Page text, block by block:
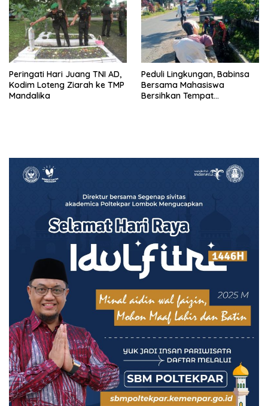
Peringati Hari Juang TNI AD,
Kodim Loteng Ziarah ke TMP
Mandalika
Peduli Lingkungan, Babinsa
Bersama Mahasiswa
Bersihkan Tempat